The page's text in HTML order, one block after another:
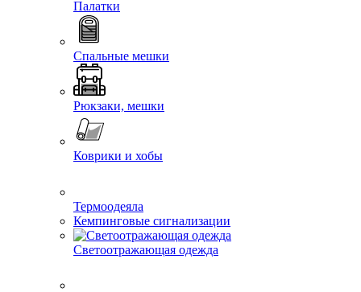
Палатки
Спальные мешки
Рюкзаки, мешки
Коврики и хобы
Термоодеяла
Кемпинговые сигнализации
Светоотражающая одежда